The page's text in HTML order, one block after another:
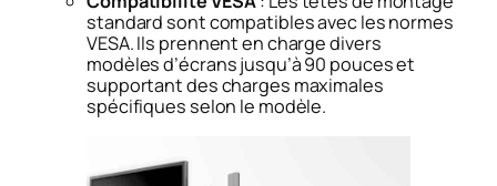
standard sont compatibles avec les normes
VESA. Ils prennent en charge divers
modèles d’écrans jusqu’à 90 pouces et
supportant des charges maximales
spécifiques selon le modèle.